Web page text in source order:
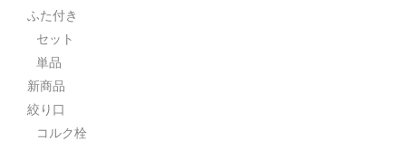
ふた付き
セット
単品
新商品
絞り口
コルク栓